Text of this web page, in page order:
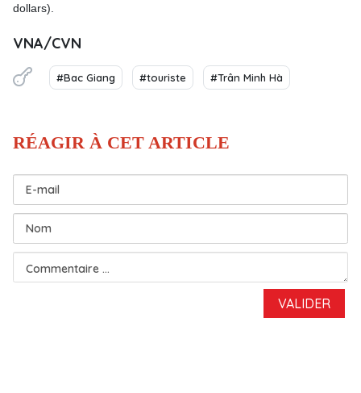
dollars).
VNA/CVN
#Bac Giang #touriste #Trân Minh Hà